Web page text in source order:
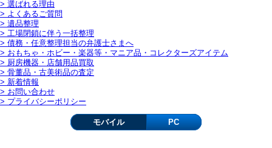
> 選ばれる理由
> よくあるご質問
> 遺品整理
> 工場閉鎖に伴う一括整理
> 債務・任意整理担当の弁護士さまへ
> おもちゃ・ホビー・楽器等・マニア品・コレクターズアイテム
> 厨房機器・店舗用品買取
> 骨董品・古美術品の査定
> 新着情報
> お問い合わせ
> プライバシーポリシー
モバイル PC